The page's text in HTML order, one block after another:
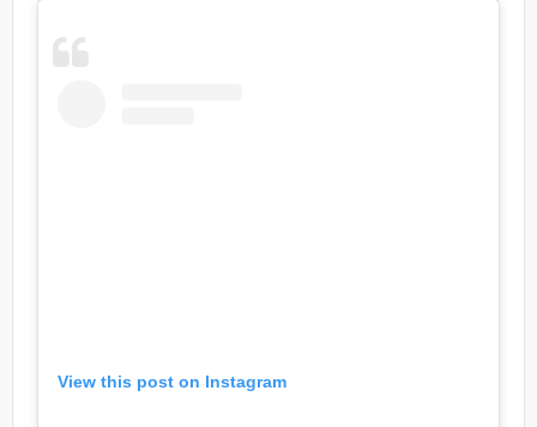
View this post on Instagram